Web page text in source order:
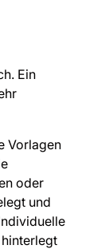
Ein
Vorlagen
oder
und